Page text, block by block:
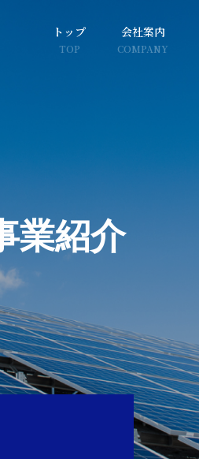
トップ
TOP
会社案内
COMPANY
業紹介